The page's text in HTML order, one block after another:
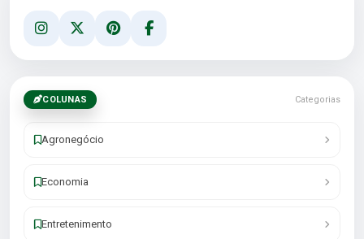
COLUNAS Categorias
Agronegócio
Economia
Entretenimento